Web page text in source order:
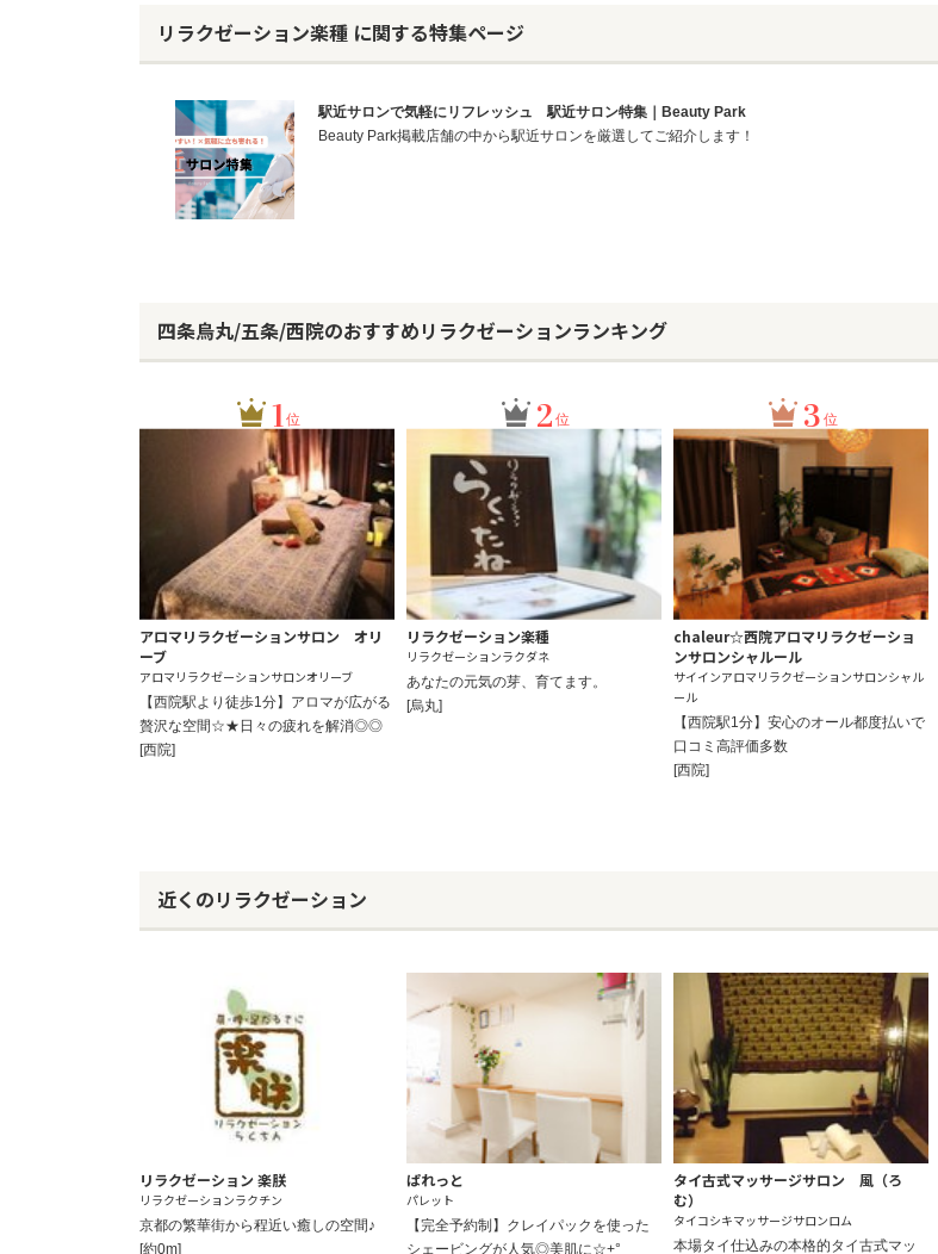
リラクゼーション楽種 に関する特集ページ
駅近サロンで気軽にリフレッシュ 駅近サロン特集｜Beauty Park
Beauty Park掲載店舗の中から駅近サロンを厳選してご紹介します！
四条烏丸/五条/西院のおすすめリラクゼーションランキング
1位
アロマリラクゼーションサロン オリ
ーブ
アロマリラクゼーションサロンオリーブ
【西院駅より徒歩1分】アロマが広がる
贅沢な空間☆★日々の疲れを解消◎◎
[西院]
2 位
リラクゼーション楽種
リラクゼーションラクダネ
あなたの元気の芽、育てます。
[烏丸]
3 位
chaleur☆西院アロマリラクゼーショ
ンサロンシャルール
サイインアロマリラクゼーションサロンシャル
ール
【西院駅1分】安心のオール都度払いで
口コミ高評価多数
[西院]
近くのリラクゼーション
リラクゼーション 楽朕
リラクゼーションラクチン
京都の繁華街から程近い癒しの空間♪
[約0m]
ぱれっと
パレット
【完全予約制】クレイパックを使った
シェービングが人気◎美肌に☆+°
タイ古式マッサージサロン 風（ろ
む）
タイコシキマッサージサロンロム
本場タイ仕込みの本格的タイ古式マッ